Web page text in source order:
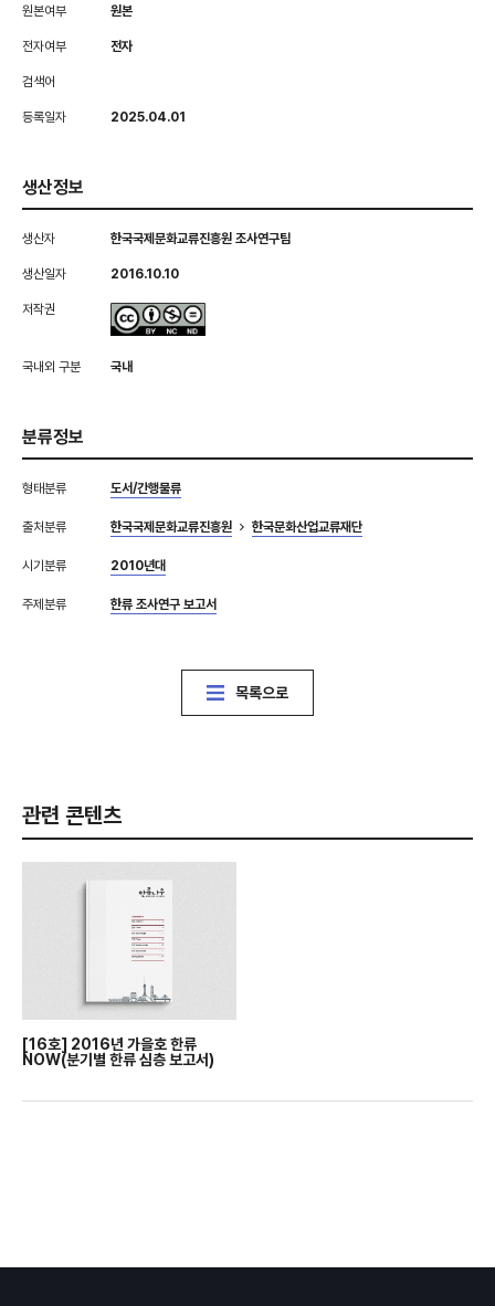
원본여부 원본
전자여부 전자
검색어
등록일자 2025.04.01
생산정보
생산자 한국국제문화교류진흥원 조사연구팀
생산일자 2016.10.10
저작권
국내외 구분 국내
분류정보
형태분류 도서/간행물류
출처분류 한국국제문화교류진흥원 한국문화산업교류재단
시기분류 2010년대
주제분류 한류 조사연구 보고서
목록으로
관련 콘텐츠
[16호] 2016년 가을호 한류
NOW(분기별 한류 심층 보고서)